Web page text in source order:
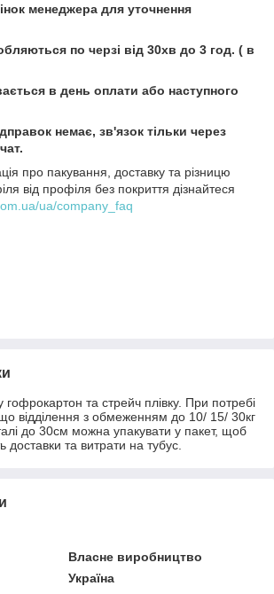
менеджера для уточнення
по черзі від 30хв до 3 год. ( в
в день оплати або наступного
немає, зв'язок тільки через
про пакування, доставку та різницю
від профіля без покриття дізнайтеся
ua/company_faq
та стрейч плівку. При потребі
відділення з обмеженням до 10/ 15/ 30кг
до 30см можна упакувати у пакет, щоб
доставки та витрати на тубус.
Власне виробництво
Україна